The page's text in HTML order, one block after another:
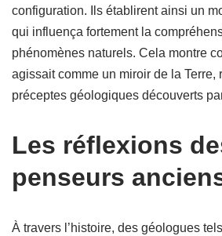
configuration. Ils établirent ainsi un
qui influença fortement la
phénomènes naturels. Cela montre
agissait comme un miroir de la Terre,
préceptes géologiques découverts
Les réflexions
penseurs
À travers l’histoire, des géologues tels